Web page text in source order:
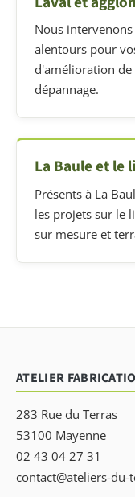
Nous
alentours pour
d'amélioration
dépannage.
La Baule et le
Présents à La
les projets sur le
sur mesure et
ATELIER
283 Rue du Terras
53100 Mayenne
02 43 04 27 31
contact@ateliers-du-